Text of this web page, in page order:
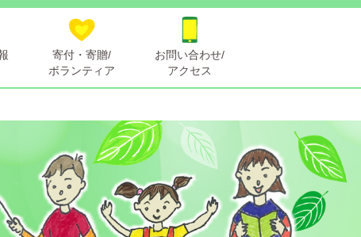
寄付・寄贈/
ボランティア
お問い合わせ/
アクセス